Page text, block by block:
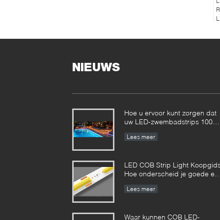
NIEUWS
Hoe u ervoor kunt zorgen dat
uw LED-zwembadstrips 100%
Lees meer
LED COB Strip Light
Hoe onderscheid je goede en
Lees meer
Waar kunnen COB LED-